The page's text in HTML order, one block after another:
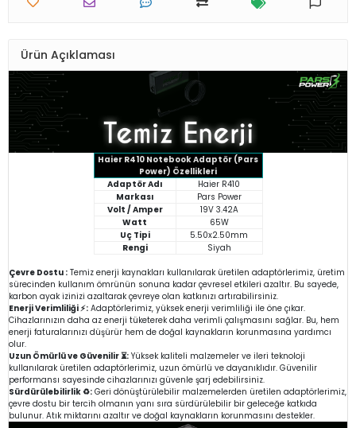
Ürün Açıklaması
Haier R410 Notebook Adaptör (Pars
Power) Özellikleri
Adaptör Adı
Haier R410
Markası
Pars Power
Volt / Amper
19V 3.42A
Watt
65W
Uç Tipi
5.50x2.50mm
Rengi
Siyah
Çevre Dostu : Temiz enerji kaynakları kullanılarak üretilen adaptörlerimiz, üretim
sürecinden kullanım ömrünün sonuna kadar çevresel etkileri azaltır. Bu sayede,
karbon ayak izinizi azaltarak çevreye olan katkınızı artırabilirsiniz.
Enerji Verimliliği ⚡: Adaptörlerimiz, yüksek enerji verimliliği ile öne çıkar.
Cihazlarınızın daha az enerji tüketerek daha verimli çalışmasını sağlar. Bu, hem
enerji faturalarınızı düşürür hem de doğal kaynakların korunmasına yardımcı
olur.
Uzun Ömürlü ve Güvenilir ⏳: Yüksek kaliteli malzemeler ve ileri teknoloji
kullanılarak üretilen adaptörlerimiz, uzun ömürlü ve dayanıklıdır. Güvenilir
performansı sayesinde cihazlarınızı güvenle şarj edebilirsiniz.
Sürdürülebilirlik ♻️: Geri dönüştürülebilir malzemelerden üretilen adaptörlerimiz,
çevre dostu bir tercih olmanın yanı sıra sürdürülebilir bir geleceğe katkıda
bulunur. Atık miktarını azaltır ve doğal kaynakların korunmasını destekler.